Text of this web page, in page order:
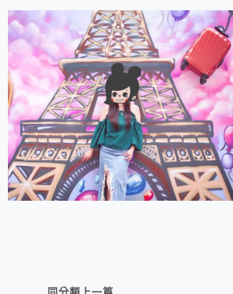
相連文章同分類上一篇